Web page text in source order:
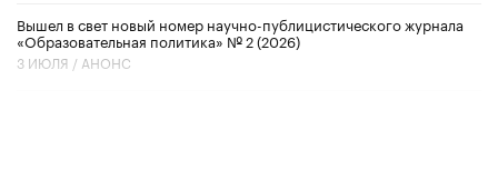
Вышел в свет новый номер научно-публицистического журнала
«Образовательная политика» № 2 (2026)
3 ИЮЛЯ / АНОНС